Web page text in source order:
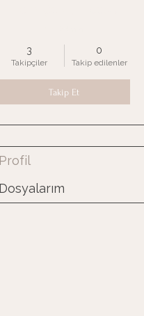
3
Takipçiler
0
Takip edilenler
Takip Et
Profil
Dosyalarım